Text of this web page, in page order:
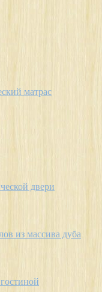
матрас
двери
из массива дуба